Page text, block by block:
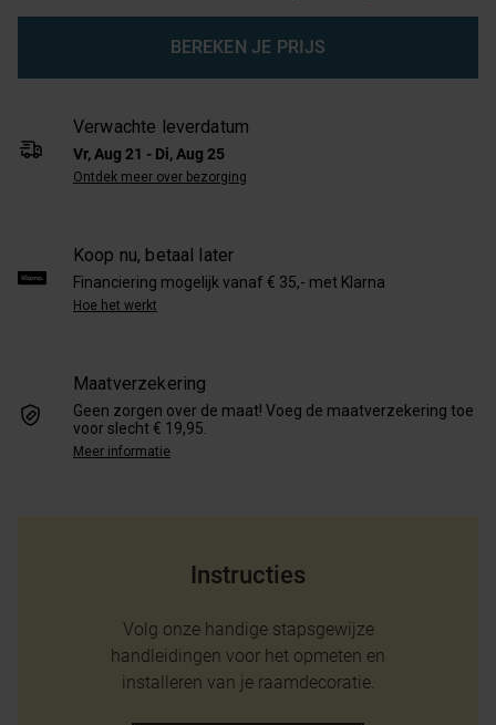
BEREKEN JE PRIJS
Verwachte leverdatum
Vr, Aug 21 - Di, Aug 25
Ontdek meer over bezorging
Koop nu, betaal later
Financiering mogelijk vanaf € 35,- met Klarna
Hoe het werkt
Maatverzekering
Geen zorgen over de maat! Voeg de maatverzekering toe
voor slecht € 19,95.
Meer informatie
Instructies
Volg onze handige stapsgewijze
handleidingen voor het opmeten en
installeren van je raamdecoratie.